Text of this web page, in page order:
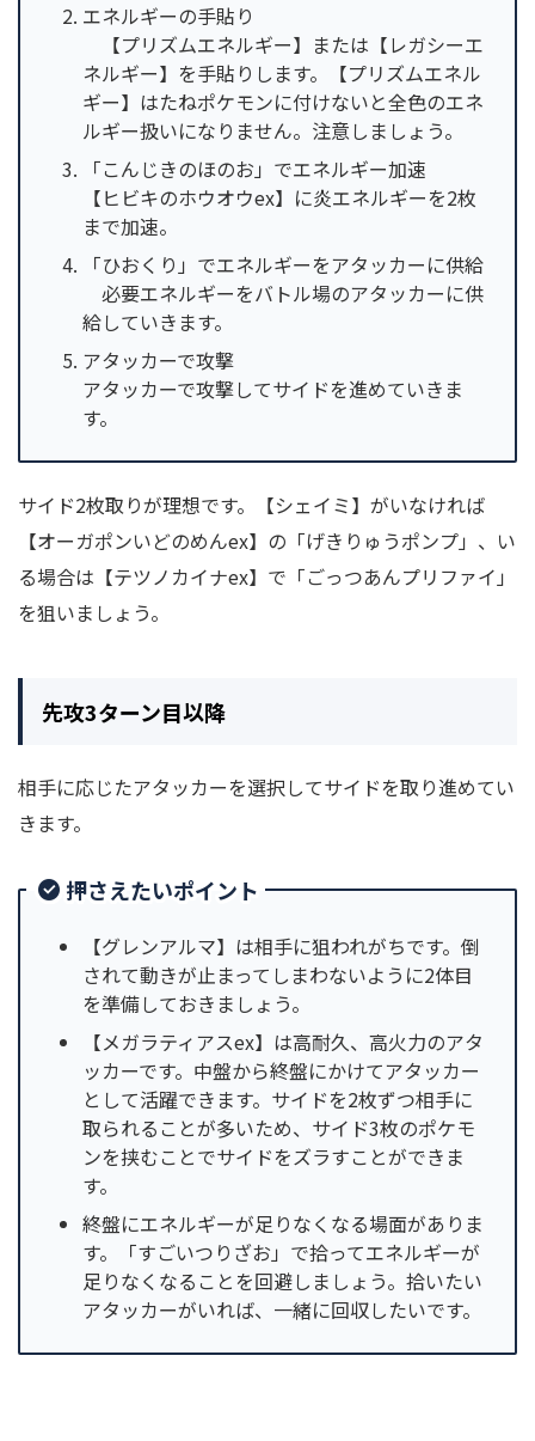
エネルギーの手貼り
【プリズムエネルギー】または【レガシーエ
ネルギー】を手貼りします。【プリズムエネル
ギー】はたねポケモンに付けないと全色のエネ
ルギー扱いになりません。注意しましょう。
「こんじきのほのお」でエネルギー加速
【ヒビキのホウオウex】に炎エネルギーを2枚
まで加速。
「ひおくり」でエネルギーをアタッカーに供給
必要エネルギーをバトル場のアタッカーに供
給していきます。
アタッカーで攻撃
アタッカーで攻撃してサイドを進めていきま
す。
サイド2枚取りが理想です。【シェイミ】がいなければ
【オーガポンいどのめんex】の「げきりゅうポンプ」、い
る場合は【テツノカイナex】で「ごっつあんプリファイ」
を狙いましょう。
先攻3ターン目以降
相手に応じたアタッカーを選択してサイドを取り進めてい
きます。
押さえたいポイント
【グレンアルマ】は相手に狙われがちです。倒
されて動きが止まってしまわないように2体目
を準備しておきましょう。
【メガラティアスex】は高耐久、高火力のアタ
ッカーです。中盤から終盤にかけてアタッカー
として活躍できます。サイドを2枚ずつ相手に
取られることが多いため、サイド3枚のポケモ
ンを挟むことでサイドをズラすことができま
す。
終盤にエネルギーが足りなくなる場面がありま
す。「すごいつりざお」で拾ってエネルギーが
足りなくなることを回避しましょう。拾いたい
アタッカーがいれば、一緒に回収したいです。